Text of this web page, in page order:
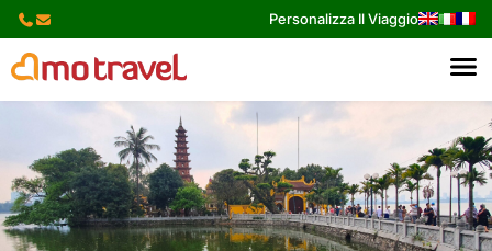
Skip
content
Personalizza Il Viaggio